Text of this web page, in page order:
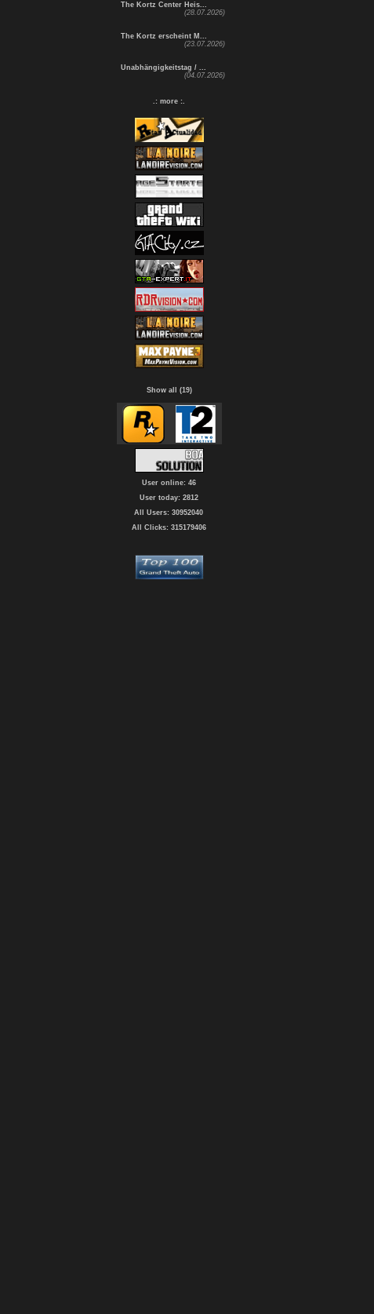
The Kortz Center Heis...
(28.07.2026)
The Kortz erscheint M...
(23.07.2026)
Unabhängigkeitstag / ...
(04.07.2026)
.: more :.
Show all (19)
User online: 46
User today: 2812
All Users: 30952040
All Clicks: 315179406